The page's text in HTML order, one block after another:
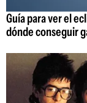
Guía para ver el
dónde conseguir